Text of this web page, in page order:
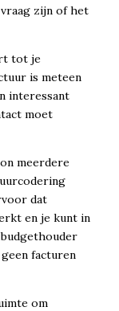
zijn of het
tot je
is meteen
interessant
moet
meerdere
dat
en je kunt in
facturen
om